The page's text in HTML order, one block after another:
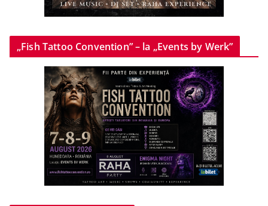
„Fish Tattoo Convention” – la „Events by Werk”